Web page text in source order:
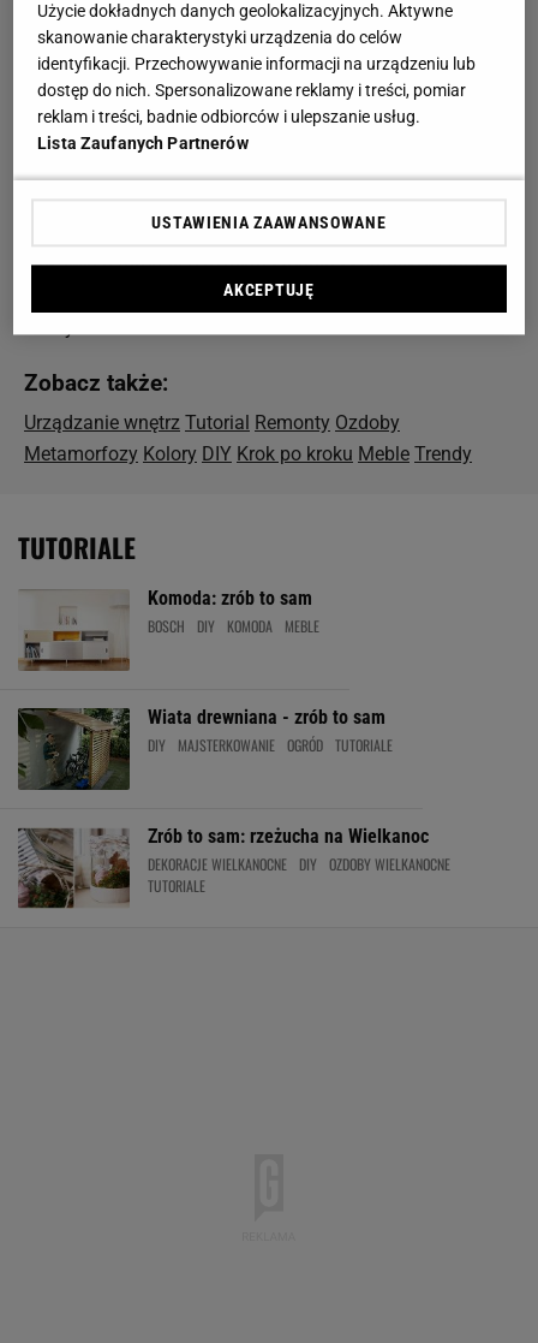
możemy niskim kosztem przygotować niemal równie
efektowne dekoracje we własnym zakresie - często
wykorzystując to, co mamy w domu. Tutoriale
podpowiedzą też, jak nadać nowe życie starym meblom i
przedmiotom, aby wyglądały jak dopiero co kupione.
Tutoriale warto brać zatem pod uwagę za każdym razem,
kiedy planujemy różnego typu prace remontowe i
dekoratorskie. W naszym serwisie znajdziecie mnóstwo
ciekawych tutoriali o różnym stopniu skomplikowania i
różnej tematyce - zachęcamy do zapoznania się z
Zobacz także:
Urządzanie wnętrz Tutorial Remonty Ozdoby
Metamorfozy Kolory DIY Krok po kroku Meble Trendy
TUTORIALE
Komoda: zrób to sam
BOSCH DIY KOMODA MEBLE
Wiata drewniana - zrób to sam
DIY MAJSTERKOWANIE OGRÓD TUTORIALE
Zrób to sam: rzeżucha na Wielkanoc
DEKORACJE WIELKANOCNE DIY OZDOBY WIELKANOCNE
TUTORIALE
Użycie dokładnych danych geolokalizacyjnych. Aktywne
skanowanie charakterystyki urządzenia do celów
identyfikacji. Przechowywanie informacji na urządzeniu lub
dostęp do nich. Spersonalizowane reklamy i treści, pomiar
reklam i treści, badnie odbiorców i ulepszanie usług.
Lista Zaufanych Partnerów
USTAWIENIA ZAAWANSOWANE
AKCEPTUJĘ